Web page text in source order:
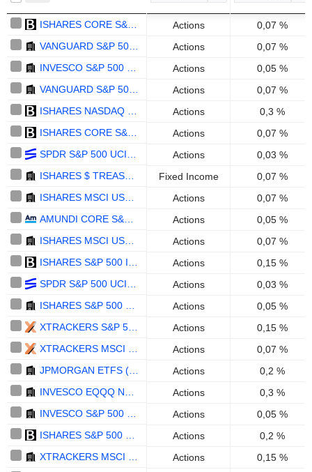
Actions
0,07 %
Actions
0,07 %
Actions
0,05 %
Actions
0,07 %
Actions
0,3 %
Actions
0,07 %
Actions
0,03 %
Fixed Income
0,07 %
Actions
0,07 %
Actions
0,05 %
Actions
0,07 %
Actions
0,15 %
Actions
0,03 %
Actions
0,05 %
Actions
0,15 %
Actions
0,07 %
Actions
0,2 %
Actions
0,3 %
Actions
0,05 %
Actions
0,2 %
Actions
0,15 %